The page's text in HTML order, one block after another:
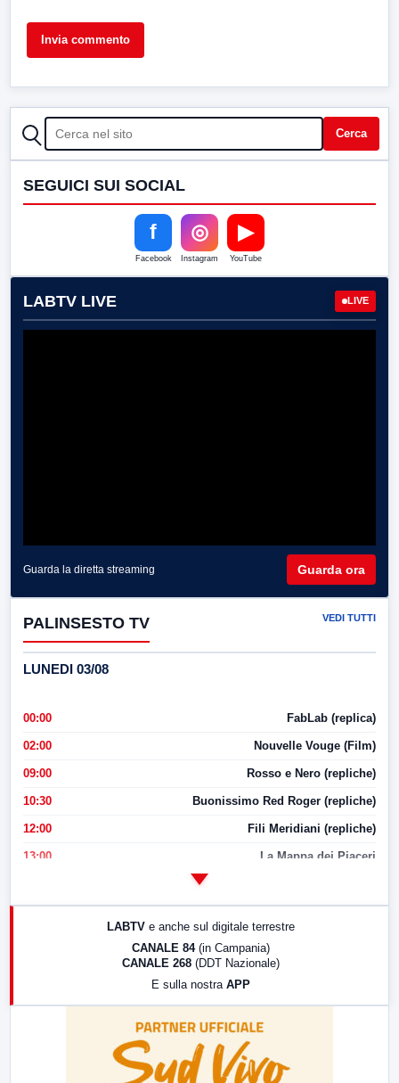
CERCA Cerca
SEGUICI SUI SOCIAL
f
Facebook
◎
Instagram
▶
YouTube
LABTV LIVE LIVE
Guarda la diretta streaming Guarda ora
PALINSESTO TV VEDI TUTTI
LUNEDI 03/08
00:00 FabLab (replica)
02:00 Nouvelle Vouge (Film)
09:00 Rosso e Nero (repliche)
10:30 Buonissimo Red Roger (repliche)
12:00 Fili Meridiani (repliche)
13:00 La Mappa dei Piaceri
LABTV e anche sul digitale terrestre
CANALE 84 (in Campania)
CANALE 268 (DDT Nazionale)
E sulla nostra APP